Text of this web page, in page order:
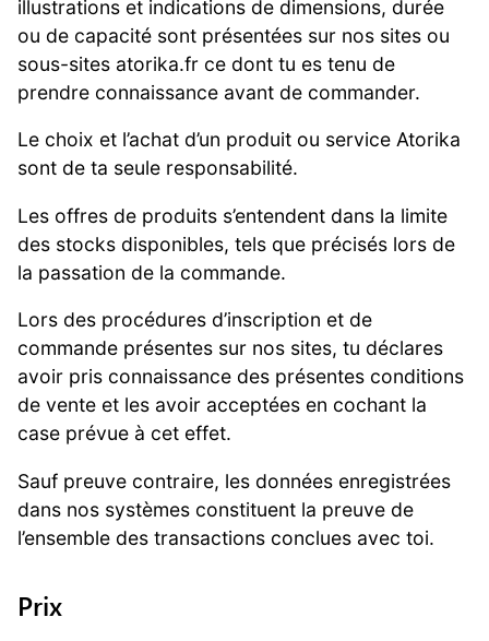
illustrations et indications de dimensions, durée
ou de capacité sont présentées sur nos sites ou
sous-sites atorika.fr ce dont tu es tenu de
prendre connaissance avant de commander.
Le choix et l’achat d’un produit ou service Atorika
sont de ta seule responsabilité.
Les offres de produits s’entendent dans la limite
des stocks disponibles, tels que précisés lors de
la passation de la commande.
Lors des procédures d’inscription et de
commande présentes sur nos sites, tu déclares
avoir pris connaissance des présentes conditions
de vente et les avoir acceptées en cochant la
case prévue à cet effet.
Sauf preuve contraire, les données enregistrées
dans nos systèmes constituent la preuve de
l’ensemble des transactions conclues avec toi.
Prix